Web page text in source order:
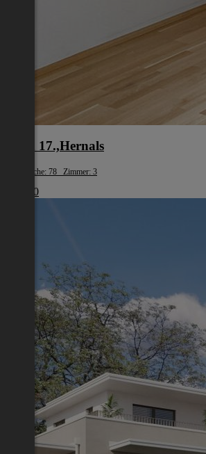
Wien 17.,Hernals
Wohnfläche: 78 Zimmer: 3
€ 1.980